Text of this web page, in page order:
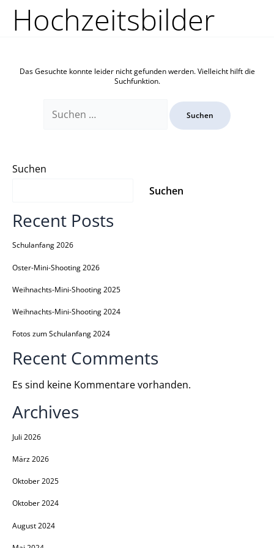
springenHochzeitsbilder
Das Gesuchte konnte leider nicht gefunden werden. Vielleicht hilft die
Suchfunktion.
nach:
Suchen
Suchen
Recent Posts
Schulanfang 2026
Oster-Mini-Shooting 2026
Weihnachts-Mini-Shooting 2025
Weihnachts-Mini-Shooting 2024
Fotos zum Schulanfang 2024
Recent Comments
Es sind keine Kommentare vorhanden.
Archives
Juli 2026
März 2026
Oktober 2025
Oktober 2024
August 2024